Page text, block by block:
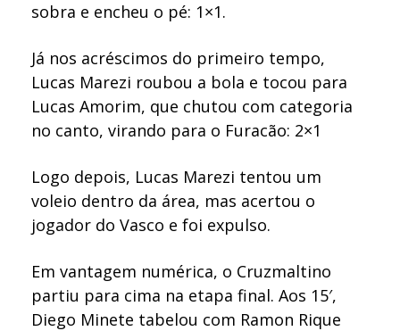
sobra e encheu o pé: 1×1.
Já nos acréscimos do primeiro tempo,
Lucas Marezi roubou a bola e tocou para
Lucas Amorim, que chutou com categoria
no canto, virando para o Furacão: 2×1
Logo depois, Lucas Marezi tentou um
voleio dentro da área, mas acertou o
jogador do Vasco e foi expulso.
Em vantagem numérica, o Cruzmaltino
partiu para cima na etapa final. Aos 15′,
Diego Minete tabelou com Ramon Rique